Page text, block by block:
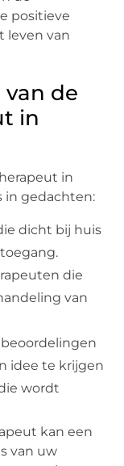
positieve
leven van
van de
in
in
in gedachten:
dicht bij huis
die
van
beoordelingen
idee te krijgen
wordt
kan een
van uw